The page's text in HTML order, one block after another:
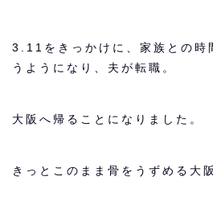
3.11をきっかけに、家族との時
うようになり、夫が転職。
大阪へ帰ることになりました。
きっとこのまま骨をうずめる大